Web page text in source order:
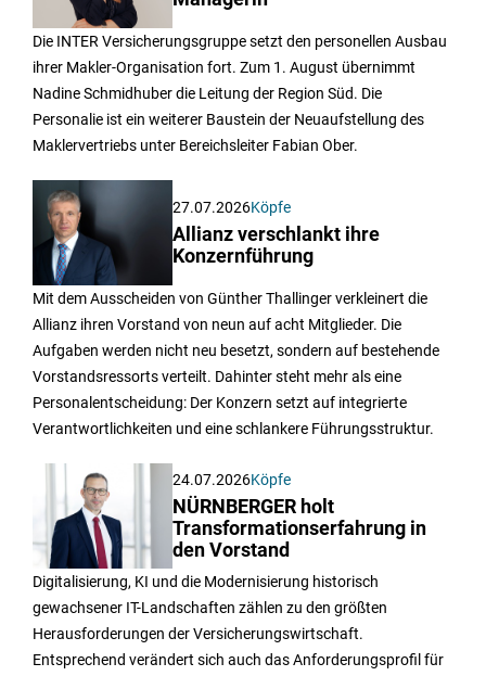
Die INTER Versicherungsgruppe setzt den personellen Ausbau
ihrer Makler-Organisation fort. Zum 1. August übernimmt
Nadine Schmidhuber die Leitung der Region Süd. Die
Personalie ist ein weiterer Baustein der Neuaufstellung des
Maklervertriebs unter Bereichsleiter Fabian Ober.
27.07.2026Köpfe
Allianz verschlankt ihre
Konzernführung
Mit dem Ausscheiden von Günther Thallinger verkleinert die
Allianz ihren Vorstand von neun auf acht Mitglieder. Die
Aufgaben werden nicht neu besetzt, sondern auf bestehende
Vorstandsressorts verteilt. Dahinter steht mehr als eine
Personalentscheidung: Der Konzern setzt auf integrierte
Verantwortlichkeiten und eine schlankere Führungsstruktur.
24.07.2026Köpfe
NÜRNBERGER holt
Transformationserfahrung in
den Vorstand
Digitalisierung, KI und die Modernisierung historisch
gewachsener IT-Landschaften zählen zu den größten
Herausforderungen der Versicherungswirtschaft.
Entsprechend verändert sich auch das Anforderungsprofil für